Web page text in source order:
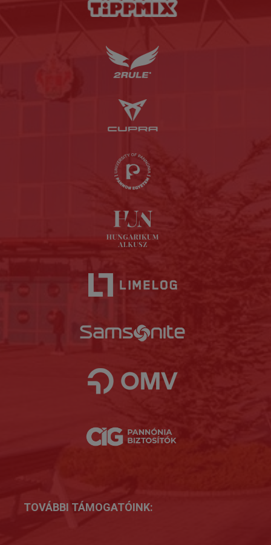
TOVÁBBI TÁMOGATÓINK: